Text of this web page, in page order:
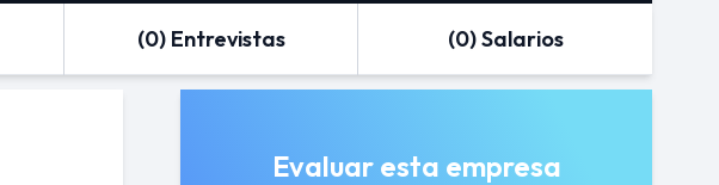
(0) Entrevistas (0) Salarios
Evaluar esta empresa